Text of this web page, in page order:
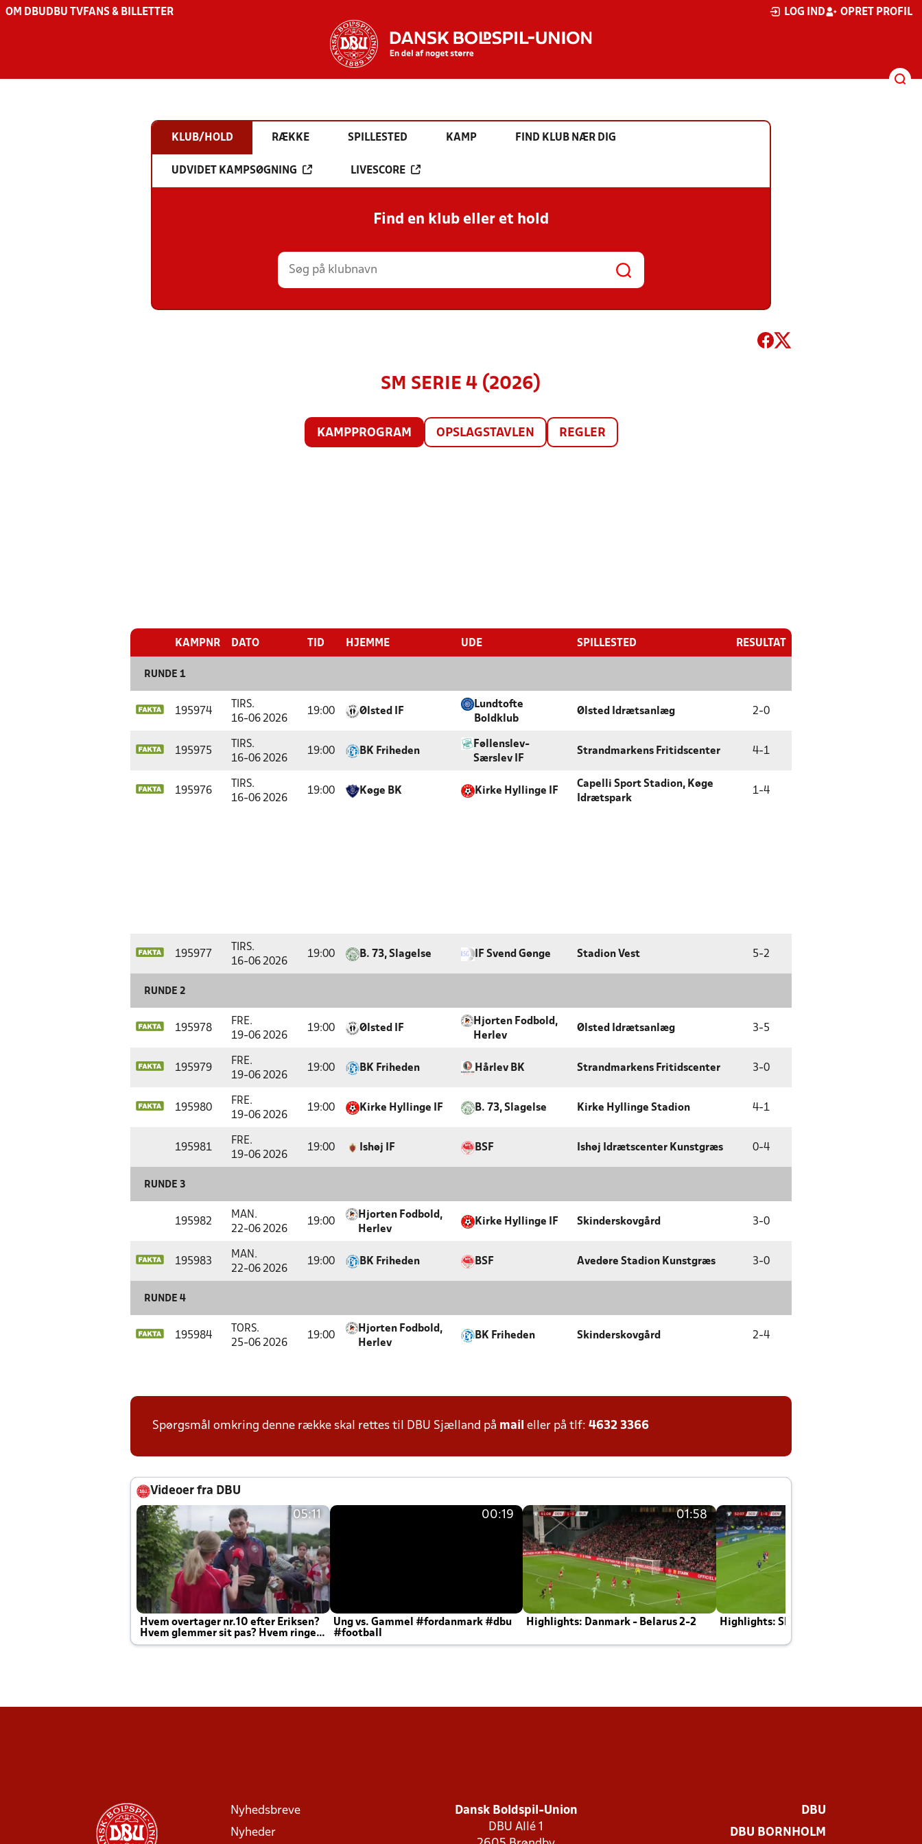
OM DBU DBU TV FANS & BILLETTER LOG IND OPRET PROFIL
KLUB/HOLD RÆKKE SPILLESTED KAMP FIND KLUB NÆR DIG
UDVIDET KAMPSØGNING LIVESCORE
Find en klub eller et hold
SM SERIE 4 (2026)
KAMPPROGRAM OPSLAGSTAVLEN REGLER
KAMPNR DATO TID HJEMME UDE SPILLESTED RESULTAT
RUNDE 1
195974
TIRS.
16-06 2026
19:00 Ølsted IF
Lundtofte
Boldklub
Ølsted Idrætsanlæg 2-0
195975
TIRS.
16-06 2026
19:00 BK Friheden
Føllenslev-
Særslev IF
Strandmarkens Fritidscenter 4-1
195976
TIRS.
16-06 2026
19:00 Køge BK Kirke Hyllinge IF
Capelli Sport Stadion, Køge
Idrætspark
1-4
195977
TIRS.
16-06 2026
19:00 B. 73, Slagelse IF Svend Gønge Stadion Vest 5-2
RUNDE 2
195978
FRE.
19-06 2026
19:00 Ølsted IF
Hjorten Fodbold,
Herlev
Ølsted Idrætsanlæg 3-5
195979
FRE.
19-06 2026
19:00 BK Friheden Hårlev BK Strandmarkens Fritidscenter 3-0
195980
FRE.
19-06 2026
19:00 Kirke Hyllinge IF B. 73, Slagelse Kirke Hyllinge Stadion 4-1
195981
FRE.
19-06 2026
19:00 Ishøj IF BSF Ishøj Idrætscenter Kunstgræs 0-4
RUNDE 3
195982
MAN.
22-06 2026
19:00
Hjorten Fodbold,
Herlev
Kirke Hyllinge IF Skinderskovgård 3-0
195983
MAN.
22-06 2026
19:00 BK Friheden BSF Avedøre Stadion Kunstgræs 3-0
RUNDE 4
195984
TORS.
25-06 2026
19:00
Hjorten Fodbold,
Herlev
BK Friheden Skinderskovgård 2-4
Spørgsmål omkring denne række skal rettes til DBU Sjælland på mail eller på tlf: 4632 3366
Videoer fra DBU
05:11
Hvem overtager nr.10 efter Eriksen?
Hvem glemmer sit pas? Hvem ringer
Joachim altid til efter kampe?
00:19
Ung vs. Gammel #fordanmark #dbu
#football
01:58
Highlights: Danmark - Belarus 2-2 Highlights: Skotland - Danmark 4-2
Nyhedsbreve
Nyheder
Dansk Boldspil-Union
DBU Allé 1
DBU
DBU BORNHOLM